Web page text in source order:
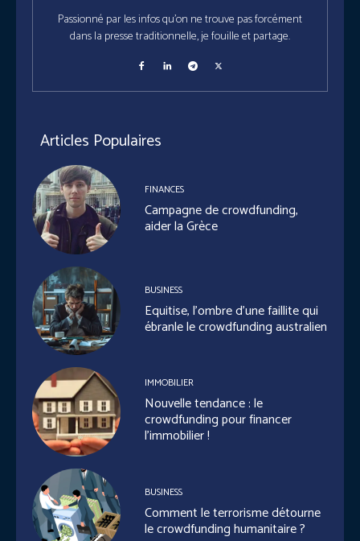
Passionné par les infos qu'on ne trouve pas forcément
dans la presse traditionnelle, je fouille et partage.
Articles Populaires
FINANCES
Campagne de crowdfunding,
aider la Grèce
BUSINESS
Equitise, l’ombre d’une faillite qui
ébranle le crowdfunding australien
IMMOBILIER
Nouvelle tendance : le
crowdfunding pour financer
l’immobilier !
BUSINESS
Comment le terrorisme détourne
le crowdfunding humanitaire ?